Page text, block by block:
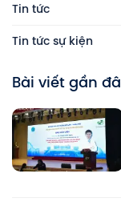
Tin tức
Tin tức sự kiện
Bài viết gần